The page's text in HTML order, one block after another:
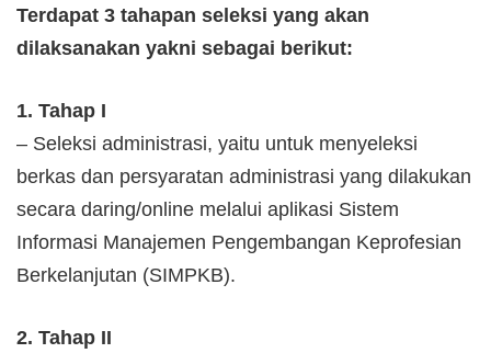
Terdapat 3 tahapan seleksi yang akan
dilaksanakan yakni sebagai berikut:
1. Tahap I
– Seleksi administrasi, yaitu untuk menyeleksi
berkas dan persyaratan administrasi yang dilakukan
secara daring/online melalui aplikasi Sistem
Informasi Manajemen Pengembangan Keprofesian
Berkelanjutan (SIMPKB).
2. Tahap II